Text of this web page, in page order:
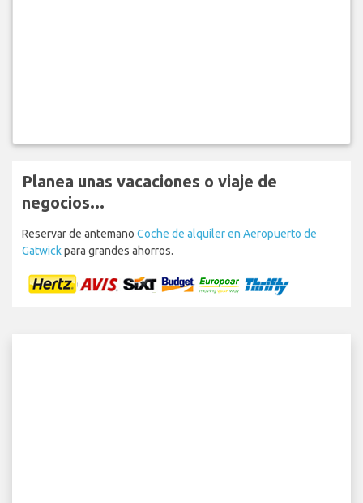
Planea unas vacaciones o viaje de
negocios...
Reservar de antemano Coche de alquiler en Aeropuerto de
Gatwickpara grandes ahorros.